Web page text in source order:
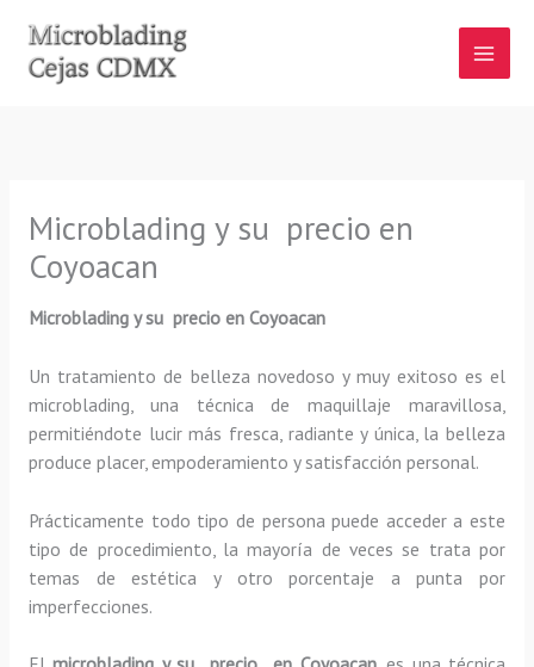
contenido
Microblading y su precio en
Coyoacan
Microblading y su precio en Coyoacan
Un tratamiento de belleza novedoso y muy exitoso es el
microblading, una técnica de maquillaje maravillosa,
permitiéndote lucir más fresca, radiante y única, la belleza
produce placer, empoderamiento y satisfacción personal.
Prácticamente todo tipo de persona puede acceder a este
tipo de procedimiento, la mayoría de veces se trata por
temas de estética y otro porcentaje a punta por
imperfecciones.